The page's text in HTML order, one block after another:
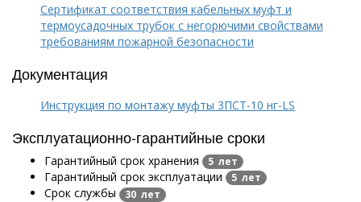
Сертификат соответствия кабельных муфт и
термоусадочных трубок с негорючими свойствами
требованиям пожарной безопасности
Документация
Инструкция по монтажу муфты 3ПСТ-10 нг-LS
Эксплуатационно-гарантийные сроки
Гарантийный срок хранения 5 лет
Гарантийный срок эксплуатации 5 лет
Срок службы 30 лет